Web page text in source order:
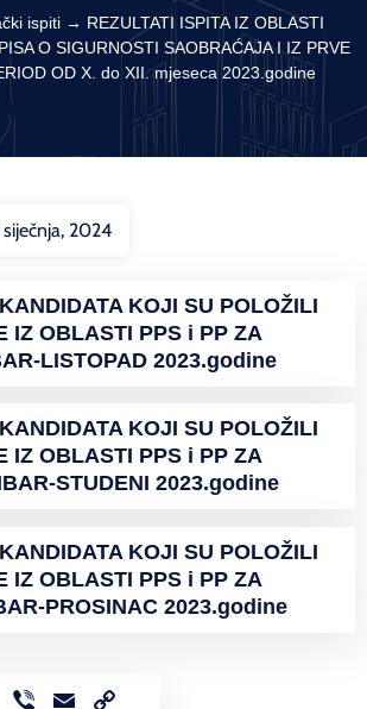
ispiti → REZULTATI ISPITA IZ OBLASTI
O SIGURNOSTI SAOBRAĆAJA I IZ PRVE
OD X. do XII. mjeseca 2023.godine
siječnja, 2024
KOJI SU POLOŽILI
IZ OBLASTI PPS i PP ZA
LISTOPAD 2023.godine
KOJI SU POLOŽILI
IZ OBLASTI PPS i PP ZA
STUDENI 2023.godine
KOJI SU POLOŽILI
IZ OBLASTI PPS i PP ZA
PROSINAC 2023.godine
WhatsApp
Viber Email